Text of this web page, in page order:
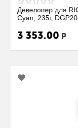
Девелопер для
Cyan, 235г,
3 353.00 Р